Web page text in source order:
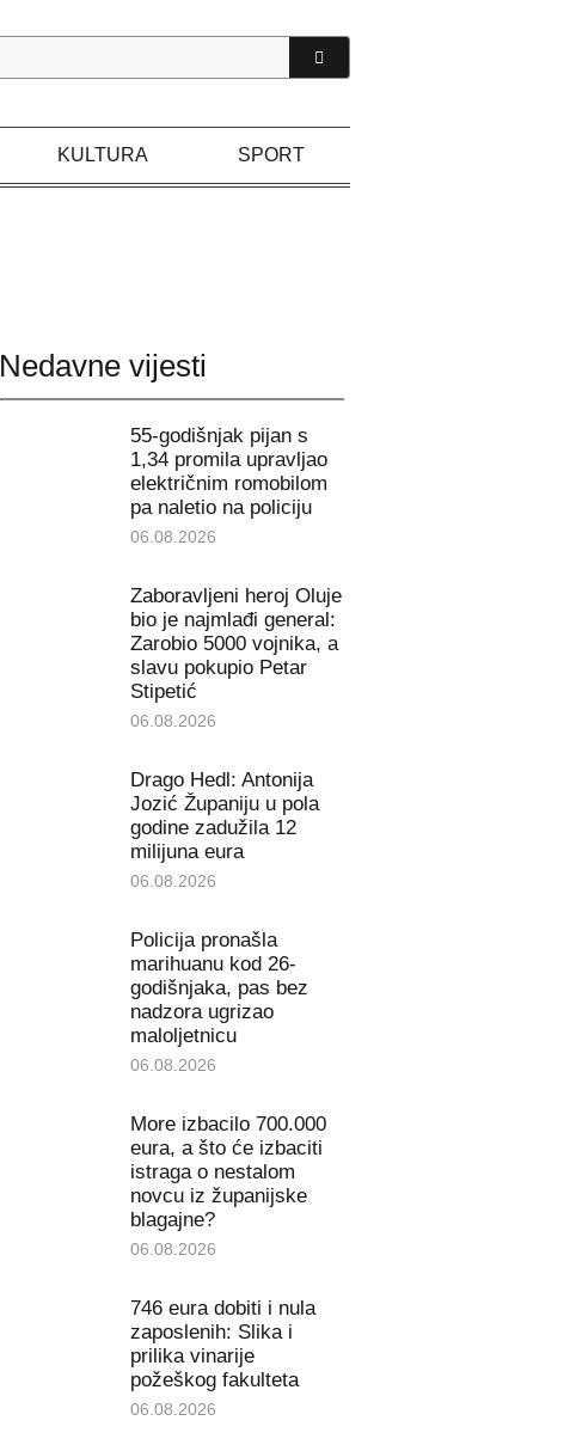
KULTURA SPORT
Nedavne vijesti
55-godišnjak pijan s
1,34 promila upravljao
električnim romobilom
pa naletio na policiju
06.08.2026
Zaboravljeni heroj Oluje
bio je najmlađi general:
Zarobio 5000 vojnika, a
slavu pokupio Petar
Stipetić
06.08.2026
Drago Hedl: Antonija
Jozić Županiju u pola
godine zadužila 12
milijuna eura
06.08.2026
Policija pronašla
marihuanu kod 26-
godišnjaka, pas bez
nadzora ugrizao
maloljetnicu
06.08.2026
More izbacilo 700.000
eura, a što će izbaciti
istraga o nestalom
novcu iz županijske
blagajne?
06.08.2026
746 eura dobiti i nula
zaposlenih: Slika i
prilika vinarije
požeškog fakulteta
06.08.2026